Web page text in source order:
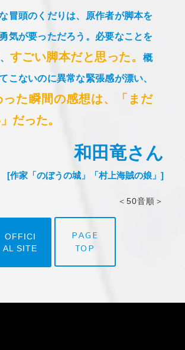
冒頭のくだりは、原作者が脚本を
気が要っただろう。 必要なことを
すごい脚本だと思った。概
こないのに異常な緊張感が漂い、
った瞬間の感想は、「まだ
だった。
和田竜さん
[作家「のぼうの城」「村上海賊の娘」]
＜50音順＞
OFFICI
AL SITE
PAGE
TOP